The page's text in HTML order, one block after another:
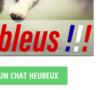
CHAT HEUREUX